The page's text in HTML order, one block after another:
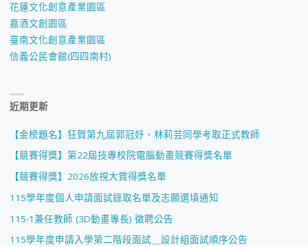
花蓮文化創意產業園區
嘉酒文創園區
臺南文化創意產業園區
信義公民會館(四四南村)
近期更新
【金榜題名】狂賀第九屆郭冠妤、林莉芸同學考取正式教師
【競賽得獎】第22屆技專校院電腦動畫競賽得獎名單
【競賽得獎】2026放視大賞得獎名單
115學年度個人申請面試錄取名單及志願選填通知
115-1兼任教師 (3D動畫專長) 徵聘公告
115學年度申請入學第二階段面試＿設計組面試順序公告